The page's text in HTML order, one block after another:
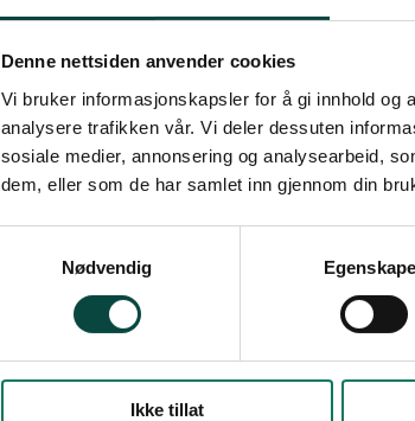
Denne nettsiden anvender cookies
Vi bruker informasjonskapsler for å gi innhold og
analysere trafikken vår. Vi deler dessuten
sosiale medier, annonsering og analysearbeid,
dem, eller som de har samlet inn gjennom din
Nødvendig
Ikke tillat
støtte fra Orkdals­regionens 10 kommuner,
institutt for naturforskning og biologimiljøet
på grunn av størrelsen og variasjonen i
vanskelig å finne gode refe­ranse­områder.
kunne få stor betydning for under­visninga ved
dersom det blir totalvern.